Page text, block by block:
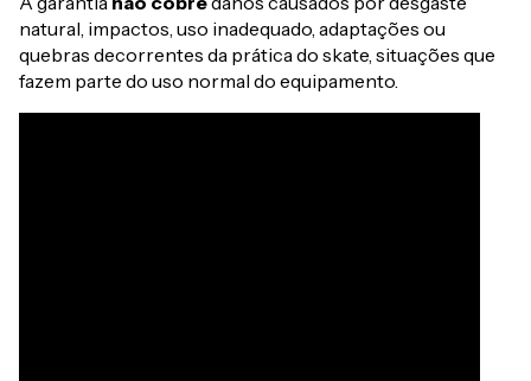
natural, impactos, uso inadequado, adaptações ou
quebras decorrentes da prática do skate, situações que
fazem parte do uso normal do equipamento.